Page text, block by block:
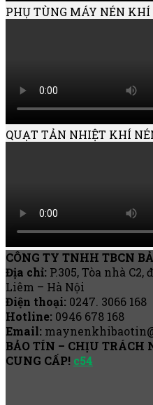
PHỤ TÙNG MÁY NÉN KHÍ
QUẠT TẢN NHIỆT KHÍ
CÔNG TY TNHH TBCN
Địa chỉ: P.305, Tòa nhà
Liêm – Hà Nội
Điện thoại: 0247. 3066 168
Hotline: 0946 678 168
Email:
BẢO TÍN – CHỊU TRÁCH
CUNG CẤP! c54